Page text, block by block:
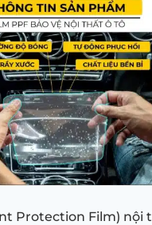
Protection Film) nội